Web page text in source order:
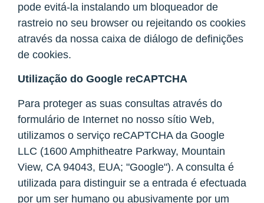
pode evitá-la instalando um bloqueador de
rastreio no seu browser ou rejeitando os cookies
através da nossa caixa de diálogo de definições
de cookies.
Utilização do Google reCAPTCHA
Para proteger as suas consultas através do
formulário de Internet no nosso sítio Web,
utilizamos o serviço reCAPTCHA da Google
LLC (1600 Amphitheatre Parkway, Mountain
View, CA 94043, EUA; "Google"). A consulta é
utilizada para distinguir se a entrada é efectuada
por um ser humano ou abusivamente por um